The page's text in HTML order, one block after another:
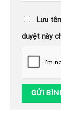
Lưu
duyệt này